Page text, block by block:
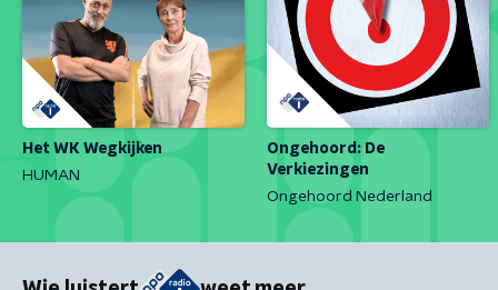
Het WK Wegkijken
HUMAN
Ongehoord: De
Verkiezingen
Ongehoord Nederland